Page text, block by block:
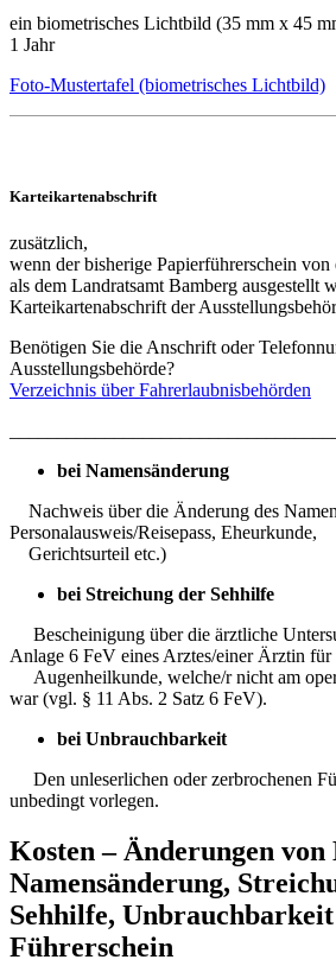
ein biometrisches Lichtbild (35 mm x 45
1 Jahr
Foto-Mustertafel (biometrisches Lichtbild)
Karteikartenabschrift
zusätzlich,
wenn der bisherige Papierführerschein von
als dem Landratsamt Bamberg ausgestellt
Karteikartenabschrift der
Benötigen Sie die Anschrift oder
Ausstellungsbehörde?
Verzeichnis über Fahrerlaubnisbehörden
bei Namensänderung
Nachweis über die Änderung des
Personalausweis/Reisepass, Eheurkunde,
Gerichtsurteil etc.)
bei Streichung der Sehhilfe
Bescheinigung über die ärztliche
Anlage 6 FeV eines Arztes/einer Ärztin für
Augenheilkunde, welche/r nicht am
war (vgl. § 11 Abs. 2 Satz 6 FeV).
bei Unbrauchbarkeit
Den unleserlichen oder zerbrochenen
unbedingt vorlegen.
Kosten – Änderungen von
Namensänderung,
Sehhilfe,
Führerschein